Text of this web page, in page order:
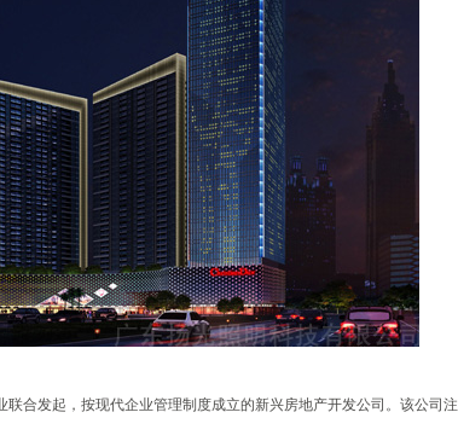
合发起，按现代企业管理制度成立的新兴房地产开发公司。该公司注